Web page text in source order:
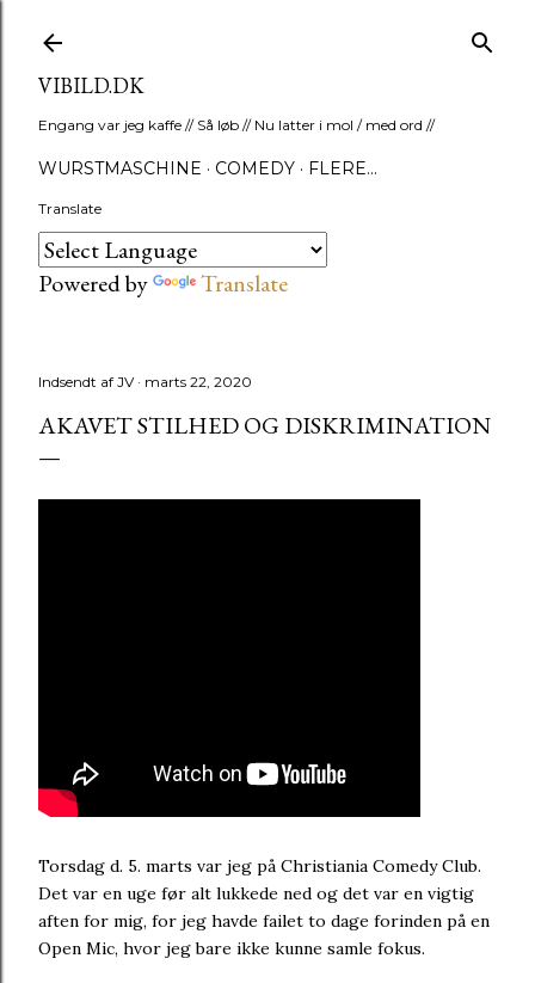
VIBILD.DK
Engang var jeg kaffe // Så løb // Nu latter i mol / med ord //
WURSTMASCHINE COMEDY FLERE…
Translate
Powered by Translate
Indsendt af JV marts 22, 2020
AKAVET STILHED OG DISKRIMINATION
Torsdag d. 5. marts var jeg på Christiania Comedy Club.
Det var en uge før alt lukkede ned og det var en vigtig
aften for mig, for jeg havde failet to dage forinden på en
Open Mic, hvor jeg bare ikke kunne samle fokus.